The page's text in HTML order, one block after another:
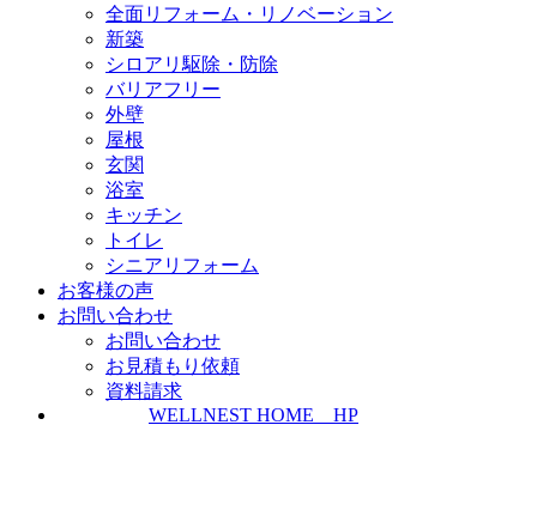
全面リフォーム・リノベーション
新築
シロアリ駆除・防除
バリアフリー
外壁
屋根
玄関
浴室
キッチン
トイレ
シニアリフォーム
お客様の声
お問い合わせ
お問い合わせ
お見積もり依頼
資料請求
WELLNEST HOME HP